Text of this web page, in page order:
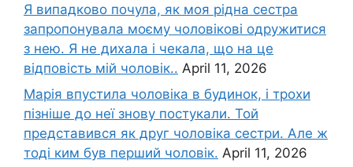
Я випадково почула, як моя рідна сестра
запропонувала моєму чоловікові одружитися
з нею. Я не дихала і чекала, що на це
відповість мій чоловік.. April 11, 2026
Марія впустила чоловіка в будинок, і трохи
пізніше до неї знову постукали. Той
представився як друг чоловіка сестри. Але ж
тоді ким був перший чоловік. April 11, 2026